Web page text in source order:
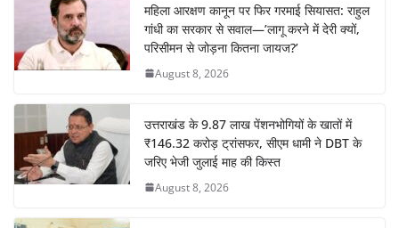
महिला आरक्षण कानून पर फिर गरमाई सियासत: राहुल
गांधी का सरकार से सवाल—’लागू करने में देरी क्यों,
परिसीमन से जोड़ना कितना जायज?’
August 8, 2026
उत्तराखंड के 9.87 लाख पेंशनभोगियों के खातों में
₹146.32 करोड़ ट्रांसफर, सीएम धामी ने DBT के
जरिए भेजी जुलाई माह की किस्त
August 8, 2026